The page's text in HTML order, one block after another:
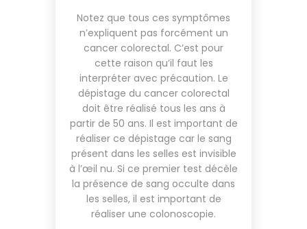
Notez que tous ces symptômes
n’expliquent pas forcément un
cancer colorectal. C’est pour
cette raison qu’il faut les
interpréter avec précaution. Le
dépistage du cancer colorectal
doit être réalisé tous les ans à
partir de 50 ans. Il est important de
réaliser ce dépistage car le sang
présent dans les selles est invisible
à l’œil nu. Si ce premier test décèle
la présence de sang occulte dans
les selles, il est important de
réaliser une colonoscopie.